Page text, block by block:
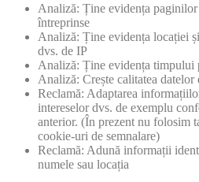
Analiză: Ține evidența
întreprinse
Analiză: Ține evidența locației
dvs. de IP
Analiză: Ține evidența timpului
Analiză: Crește calitatea
Reclamă: Adaptarea
intereselor dvs. de exemplu
anterior. (În prezent nu folosim
cookie-uri de semnalare)
Reclamă: Adună informații
numele sau locația